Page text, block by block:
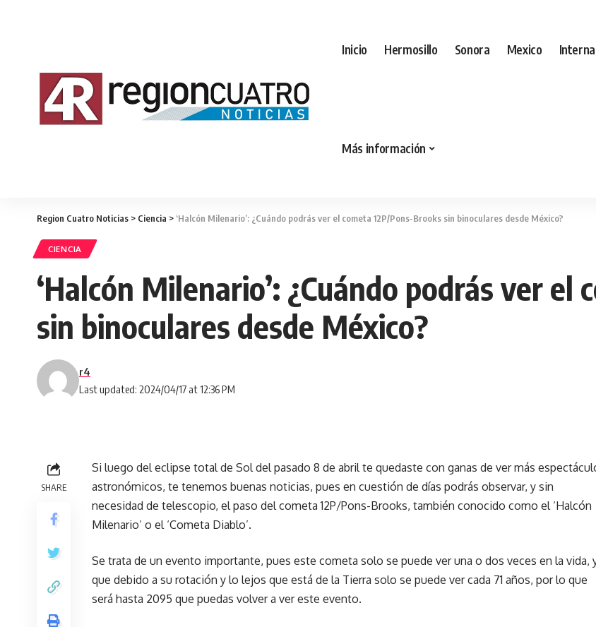
Inicio Hermosillo Sonora Mexico
Más información
Region Cuatro Noticias > Ciencia > ‘Halcón Milenario’: ¿Cuándo podrás ver el cometa 12P/Pons-Brooks sin binoculares desde México?
CIENCIA
‘Halcón Milenario’: ¿Cuándo podrás ver el
sin binoculares desde México?
Last updated: 2024/04/17 at 12:36 PM
r4
SHARE
Si luego del eclipse total de Sol del pasado 8 de abril te quedaste con ganas de ver más
astronómicos, te tenemos buenas noticias, pues en cuestión de días podrás observar, y sin
necesidad de telescopio, el paso del cometa 12P/Pons-Brooks, también conocido como el ‘Halcón
Milenario’ o el ‘Cometa Diablo’.
Se trata de un evento importante, pues este cometa solo se puede ver una o dos veces en la vida,
que debido a su rotación y lo lejos que está de la Tierra solo se puede ver cada 71 años, por lo que
será hasta 2095 que puedas volver a ver este evento.